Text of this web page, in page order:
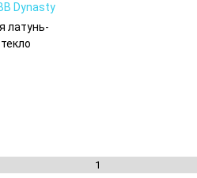
Dynasty
латунь-
1